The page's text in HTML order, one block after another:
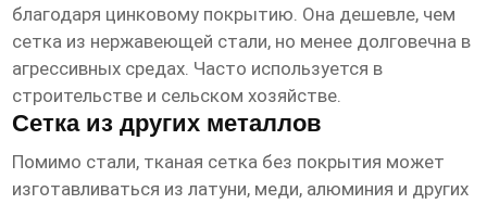
благодаря цинковому покрытию. Она дешевле, чем
сетка из нержавеющей стали, но менее долговечна в
агрессивных средах. Часто используется в
строительстве и сельском хозяйстве.
Сетка из других металлов
Помимо стали, тканая сетка без покрытия может
изготавливаться из латуни, меди, алюминия и других